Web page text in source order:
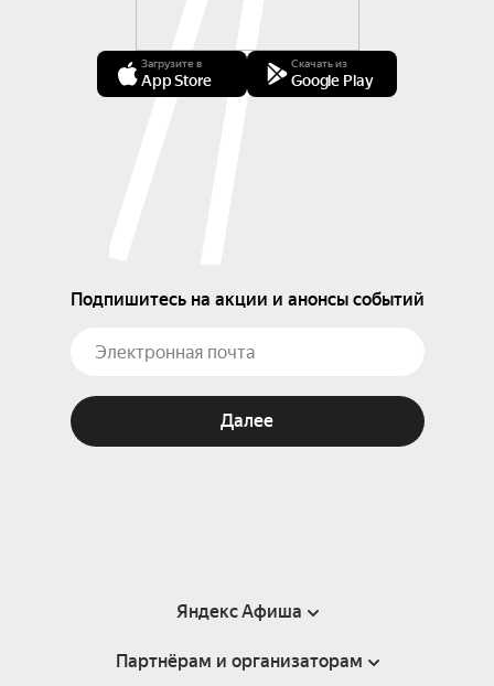
Загрузите в
App Store
Скачать из
Google Play
Подпишитесь на акции и анонсы событий
Далее
Яндекс Афиша
Справка
Партнёрам и организаторам